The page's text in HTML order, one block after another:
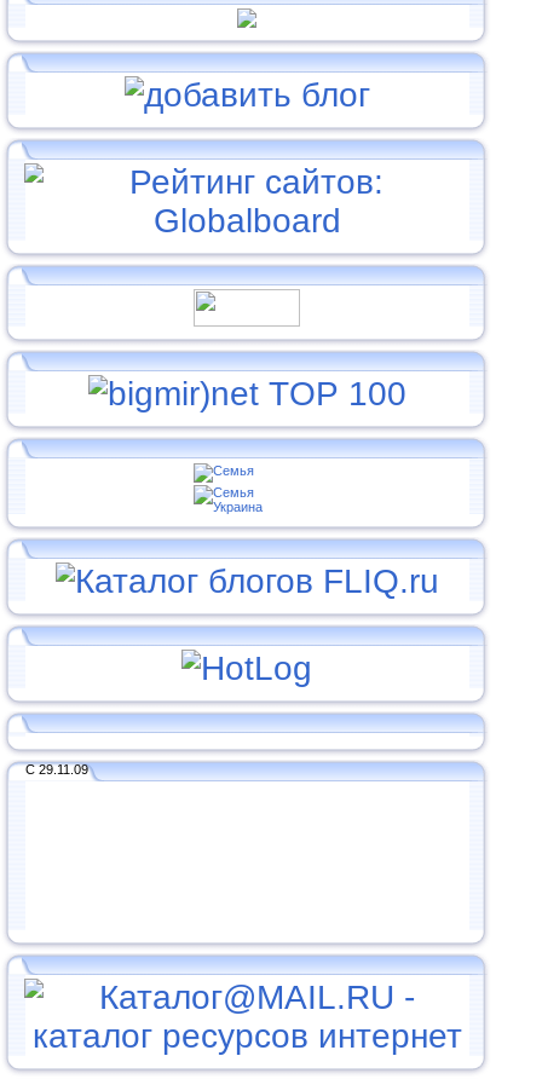
С 29.11.09